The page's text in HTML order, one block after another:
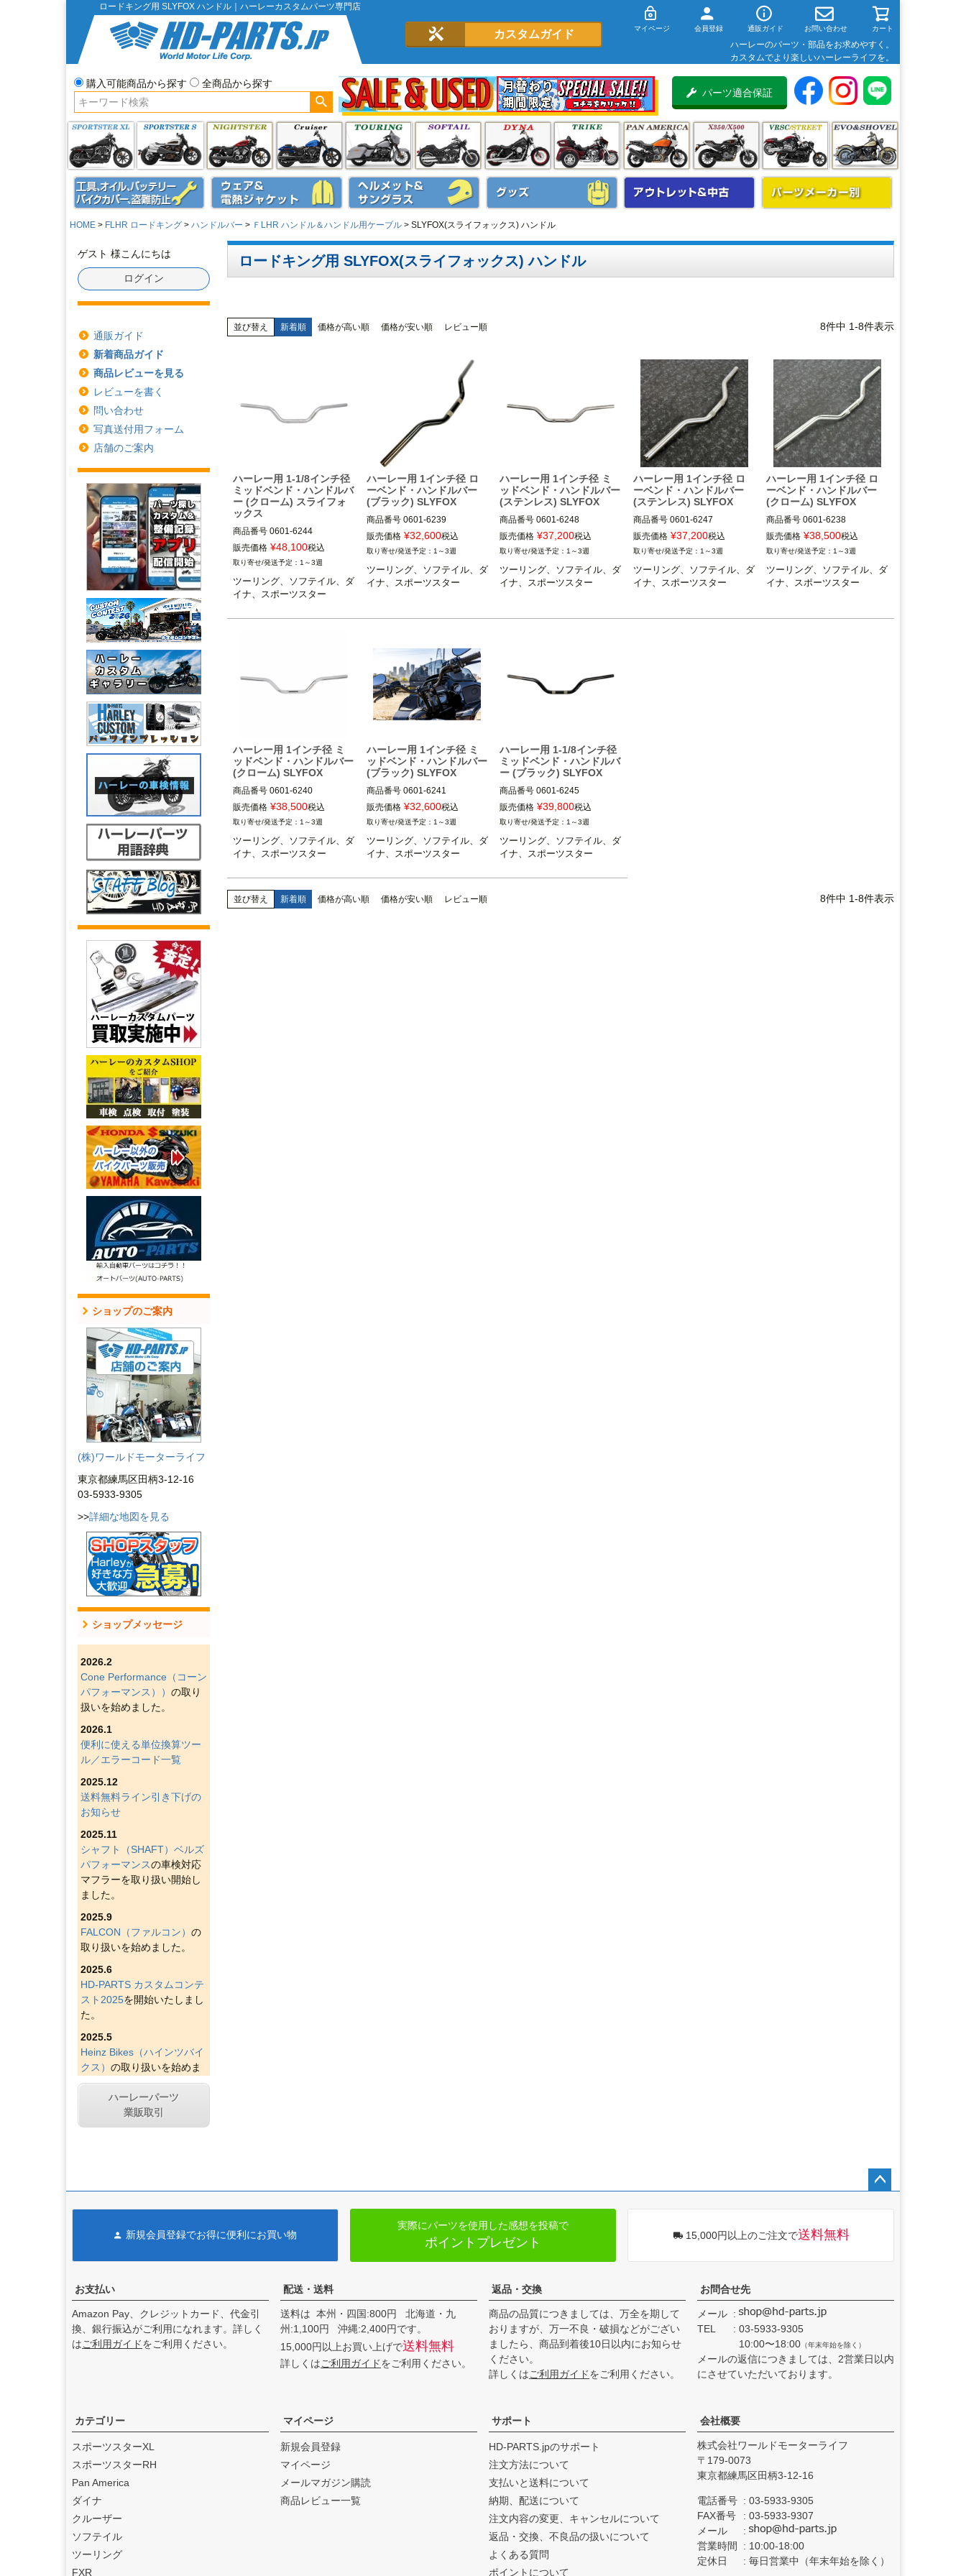
ロードキング用 SLYFOX ハンドル｜ハーレーカスタムパーツ専門店
カスタムガイド マイページ 会員登録 通販ガイド お問い合わせ カート
ハーレーのパーツ・部品をお求めやすく。
カスタムでより楽しいハーレーライフを。
購入可能商品から探す
全商品から探す
パーツ適合保証
HOME FLHR ロードキング ハンドルバー ＦLHR ハンドル＆ハンドル用ケーブル SLYFOX(スライフォックス) ハンドル
ゲスト 様こんにちは
ログイン
通販ガイド
新着商品ガイド
商品レビューを見る
レビューを書く
問い合わせ
写真送付用フォーム
店舗のご案内
ショップのご案内
(株)ワールドモーターライフ
東京都練馬区田柄3-12-16
03-5933-9305
>>詳細な地図を見る
ショップメッセージ
2026.2
Cone Performance（コーン
パフォーマンス）） の取り
扱いを始めました。
2026.1
便利に使える単位換算ツー
ル／エラーコード一覧
2025.12
送料無料ライン引き下げの
お知らせ
2025.11
シャフト（SHAFT）ベルズ
パフォーマンスの車検対応
マフラーを取り扱い開始し
ました。
2025.9
FALCON（ファルコン） の
取り扱いを始めました。
2025.6
HD-PARTS カスタムコンテ
スト2025を開始いたしまし
た。
2025.5
Heinz Bikes（ハインツバイ
クス） の取り扱いを始めま
した。
2025.4
Figurati Designs（フィグラ
D&D エキゾースト（ディー
た。
feture ヘルメット（フュー
チャーヘルメット）の取り
扱いを始めました。
ました。
2024.12
s（ブローパフォーマンスエ
キゾースト）
始めました。
2024.11
By City（バイ シティ）
本総代理店となりました。
ハーレーパーツ
業販取引
ロードキング用 SLYFOX(スライフォックス) ハンドル
並び替え 新着順 価格が高い順 価格が安い順 レビュー順 8件中 1-8件表示
ハーレー用 1-1/8インチ径
ミッドベンド・ハンドルバ
ー (クローム) スライフォ
ックス
商品番号 0601-6244
3OT：TM-SLY35
販売価格 ¥48,100税込
1～3週
ツーリング、ソフテイル、ダ
イナ、スポーツスター
ハーレー用 1インチ径 ロ
ーベンド・ハンドルバー
(ブラック) SLYFOX
商品番号 0601-6239
3OT：TM-SLY30
販売価格 ¥32,600税込
1～3週
ツーリング、ソフテイル、ダ
イナ、スポーツスター
ハーレー用 1インチ径 ミ
ッドベンド・ハンドルバー
(ステンレス) SLYFOX
商品番号0601-6248
3OT：TM-SLY38
販売価格 ¥37,200税込
1～3週
ツーリング、ソフテイル、ダ
イナ、スポーツスター
ハーレー用 1インチ径 ロ
ーベンド・ハンドルバー
(ステンレス) SLYFOX
商品番号 0601-6247
3OT：TM-SLY37
販売価格 ¥37,200税込
1～3週
ツーリング、ソフテイル、ダ
イナ、スポーツスター
ハーレー用 1インチ径 ロ
ーベンド・ハンドルバー
(クローム) SLYFOX
商品番号0601-6238
3OT：TM-SLY29
販売価格 ¥38,500税込
1～3週
ツーリング、ソフテイル、ダ
イナ、スポーツスター
ハーレー用 1インチ径 ミ
ッドベンド・ハンドルバー
(クローム) SLYFOX
商品番号 0601-6240
3OT：TM-SLY31
販売価格 ¥38,500税込
1～3週
ツーリング、ソフテイル、ダ
イナ、スポーツスター
ハーレー用 1インチ径 ミ
ッドベンド・ハンドルバー
(ブラック) SLYFOX
商品番号 0601-6241
3OT：TM-SLY32
販売価格 ¥32,600税込
1～3週
ツーリング、ソフテイル、ダ
イナ、スポーツスター
ハーレー用 1-1/8インチ径
ミッドベンド・ハンドルバ
ー (ブラック) SLYFOX
商品番号0601-6245
3OT：TM-SLY36
販売価格 ¥39,800税込
1～3週
ツーリング、ソフテイル、ダ
イナ、スポーツスター
並び替え 新着順 価格が高い順 価格が安い順 レビュー順 8件中 1-8件表示
新規会員登録でお得に便利にお買い物
実際にパーツを使用した感想を投稿で
ポイントプレゼント 15,000円以上のご注文で送料無料
お支払い
Amazon Pay、クレジットカード、代金引
換、銀行振込がご利用になれます。詳しく
はご利用ガイドをご利用ください。
配送・送料
送料は 本州・四国:800円 北海道・九
州:1,100円 沖縄:2,400円です。
15,000円以上お買い上げで送料無料
詳しくはご利用ガイドをご利用ください。
返品・交換
商品の品質につきましては、万全を期して
おりますが、万一不良・破損などがござい
ましたら、商品到着後10日以内にお知らせ
ください。
詳しくはご利用ガイドをご利用ください。
お問合せ先
メール
TEL
03-5933-9305
10:00〜18:00 （年末年始を除く）
メールの返信につきましては、2営業日以内
にさせていただいております。
カテゴリー
スポーツスターXL
スポーツスターRH
Pan America
ダイナ
クルーザー
ソフテイル
ツーリング
FXR
マイページ
新規会員登録
マイページ
メールマガジン購読
商品レビュー一覧
サポート
HD-PARTS.jpのサポート
注文方法について
支払いと送料について
納期、配送について
注文内容の変更、キャンセルについて
返品・交換、不良品の扱いについて
よくある質問
ポイントについて
会社概要
株式会社ワールドモーターライフ
179-0073
東京都練馬区田柄3-12-16
電話番号
03-5933-9305
FAX番号
03-5933-9307
メール
営業時間
10:00-18:00
定休日
毎日営業中（年末年始を除く）